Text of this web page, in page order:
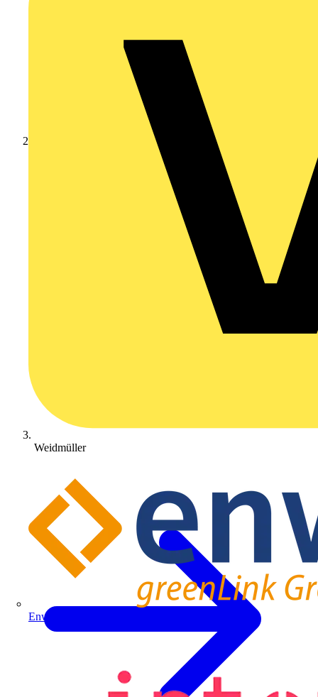
Enwitec
Weidmüller